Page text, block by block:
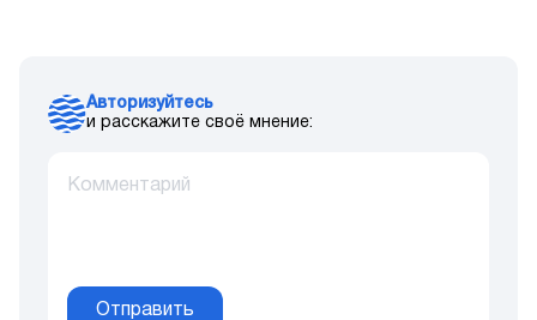
Авторизуйтесь
и расскажите своё мнение:
Отправить